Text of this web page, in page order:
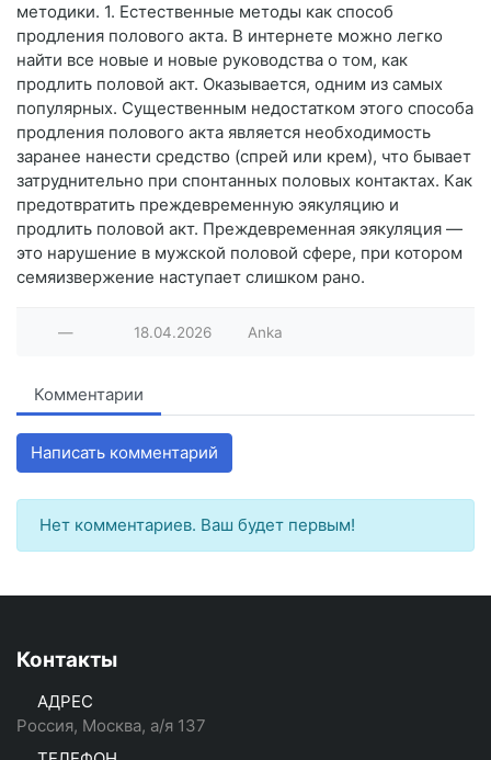
методики. 1. Естественные методы как способ
продления полового акта. В интернете можно легко
найти все новые и новые руководства о том, как
продлить половой акт. Оказывается, одним из самых
популярных. Существенным недостатком этого способа
продления полового акта является необходимость
заранее нанести средство (спрей или крем), что бывает
затруднительно при спонтанных половых контактах. Как
предотвратить преждевременную эякуляцию и
продлить половой акт. Преждевременная эякуляция —
это нарушение в мужской половой сфере, при котором
семяизвержение наступает слишком рано.
— 18.04.2026 Anka
Комментарии
Написать комментарий
Нет комментариев. Ваш будет первым!
Контакты
АДРЕС
Россия, Москва, а/я 137